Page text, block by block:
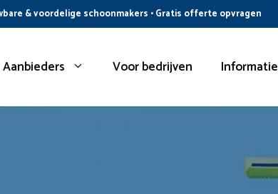
& voordelige schoonmakers • Gratis offerte opvragen
Aanbieders Voor bedrijven Informatie